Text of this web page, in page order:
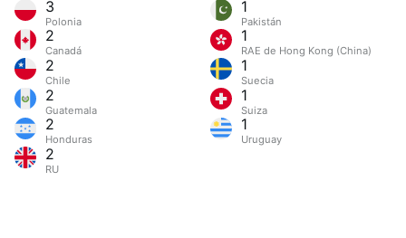
3
Polonia
2
Canadá
2
Chile
2
Guatemala
2
Honduras
2
RU
1
Pakistán
1
RAE de Hong Kong (China)
1
Suecia
1
Suiza
1
Uruguay